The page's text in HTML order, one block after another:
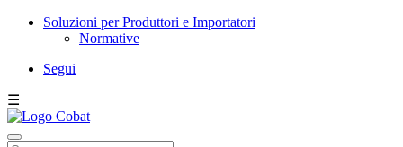
Soluzioni per Produttori e Importatori
Normative
Segui
☰